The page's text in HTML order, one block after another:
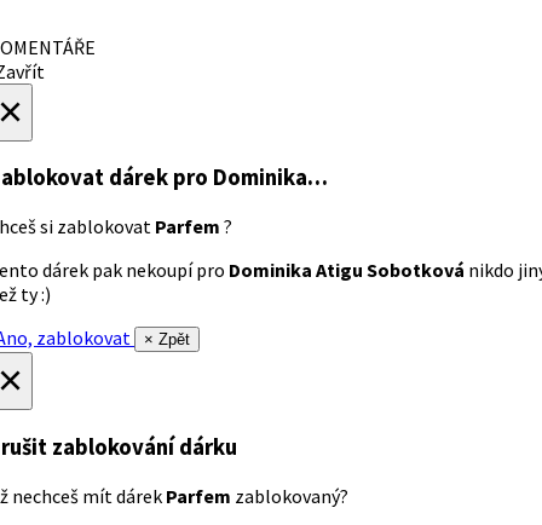
dárek pro Dominika…
si zablokovat Parfem ?
dárek pak nekoupí pro Dominika Atigu Sobotková nikdo
ty :)
zablokovat
× Zpět
zablokování dárku
nechceš mít dárek Parfem zablokovaný?